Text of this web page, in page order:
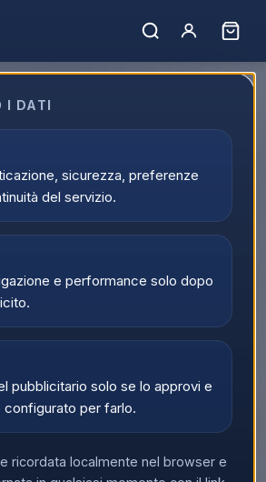
I DATI
sicurezza, preferenze
del servizio.
e performance solo dopo
pubblicitario solo se lo approvi e
configurato per farlo.
ricordata localmente nel browser e
17 Pro Max
Orange
A